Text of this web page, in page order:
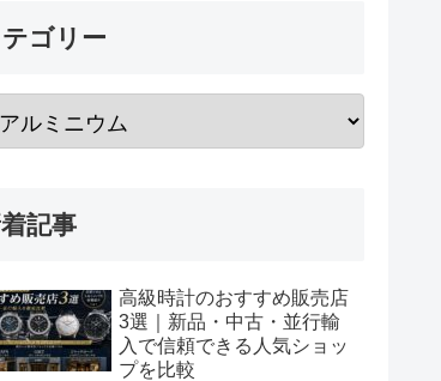
ゴリー
記事
高級時計のおすすめ販売店
3選｜新品・中古・並行輸
入で信頼できる人気ショッ
プを比較